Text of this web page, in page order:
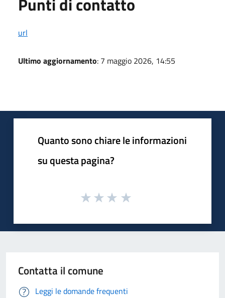
url
Ultimo aggiornamento: 7 maggio 2026, 14:55
Quanto sono chiare le informazioni
su questa pagina?
Contatta il comune
Leggi le domande frequenti